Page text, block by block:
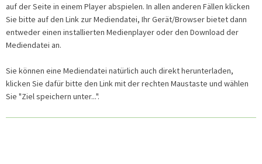
auf der Seite in einem Player abspielen. In allen anderen Fällen klicken
Sie bitte auf den Link zur Mediendatei, Ihr Gerät/Browser bietet dann
entweder einen installierten Medienplayer oder den Download der
Mediendatei an.
Sie können eine Mediendatei natürlich auch direkt herunterladen,
klicken Sie dafür bitte den Link mit der rechten Maustaste und wählen
Sie "Ziel speichern unter...".